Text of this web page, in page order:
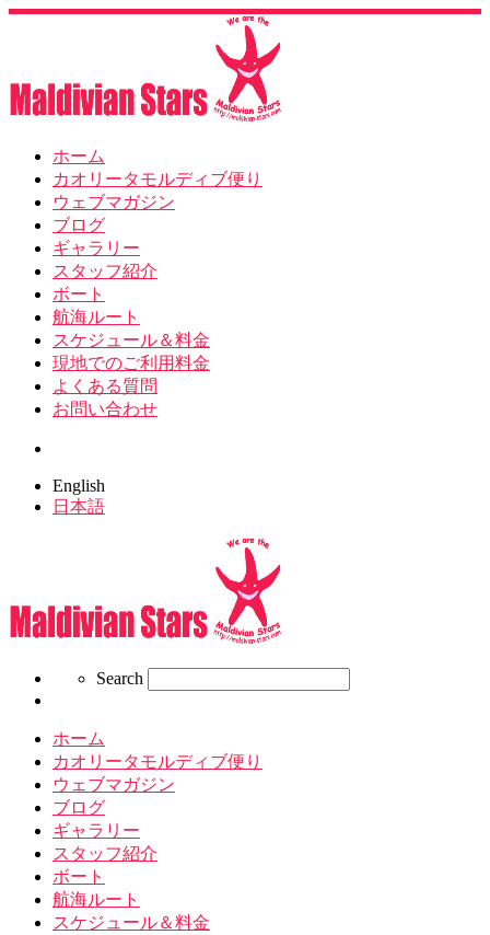
ホーム
カオリータモルディブ便り
ウェブマガジン
ブログ
ギャラリー
スタッフ紹介
ボート
航海ルート
スケジュール＆料金
現地でのご利用料金
よくある質問
お問い合わせ
English
日本語
SearchSearch
ホーム
カオリータモルディブ便り
ウェブマガジン
ブログ
ギャラリー
スタッフ紹介
ボート
航海ルート
スケジュール＆料金